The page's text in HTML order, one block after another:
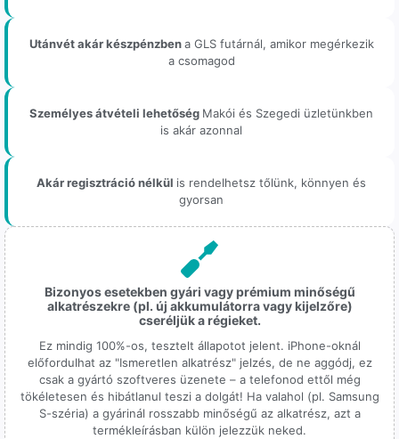
Utánvét akár készpénzbena GLS futárnál, amikor megérkezik
a csomagod
Személyes átvételi lehetőség Makói és Szegedi üzletünkben
is akár azonnal
Akár regisztráció nélkül is rendelhetsz tőlünk, könnyen és
gyorsan
Bizonyos esetekben gyári vagy prémium minőségű
alkatrészekre (pl. új akkumulátorra vagy kijelzőre)
cseréljük a régieket.
Ez mindig 100%-os, tesztelt állapotot jelent. iPhone-oknál
előfordulhat az "Ismeretlen alkatrész" jelzés, de ne aggódj, ez
csak a gyártó szoftveres üzenete – a telefonod ettől még
tökéletesen és hibátlanul teszi a dolgát! Ha valahol (pl. Samsung
S-széria) a gyárinál rosszabb minőségű az alkatrész, azt a
termékleírásban külön jelezzük neked.